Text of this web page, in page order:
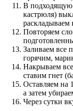
В подходящую
кастрюля)
раскладываем
Повторяем
Заливаем все
горячим,
Накрываем
ставим гнет
Оставляем на
а затем
Через сутки